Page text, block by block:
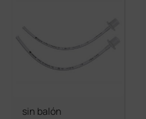
sin balón